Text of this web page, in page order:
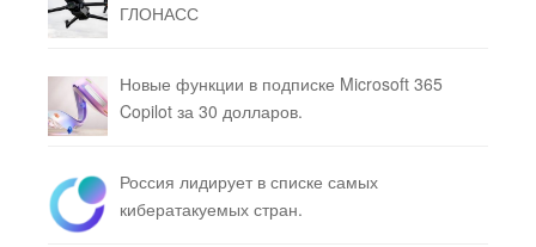
ГЛОНАСС
Новые функции в подписке Microsoft 365
Copilot за 30 долларов.
Россия лидирует в списке самых
кибератакуемых стран.